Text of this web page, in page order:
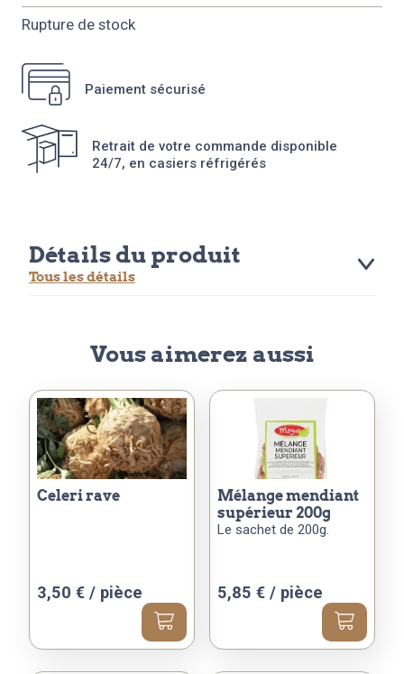
Rupture de stock
Paiement sécurisé
Retrait de votre commande disponible
24/7, en casiers réfrigérés
Détails du produit
Tous les détails
Vous aimerez aussi
celeri rave
3,50 € / pièce
mélange mendiant
supérieur 200g
Le sachet de 200g.
5,85 € / pièce